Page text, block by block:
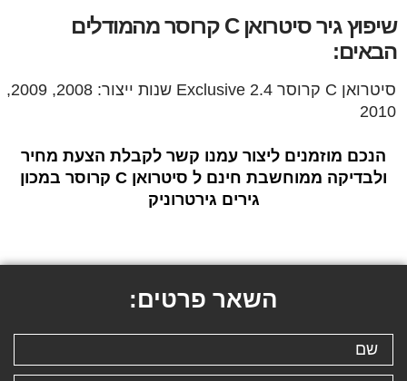
שיפוץ גיר סיטרואן C קרוסר מהמודלים
הבאים:
סיטרואן C קרוסר Exclusive 2.4 שנות ייצור: 2008, 2009,
2010
הנכם מוזמנים ליצור עמנו קשר לקבלת הצעת מחיר
ולבדיקה ממוחשבת חינם ל סיטרואן C קרוסר במכון
גירים גירטרוניק
השאר פרטים: